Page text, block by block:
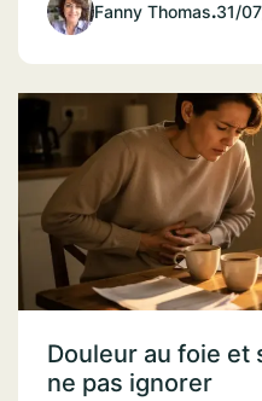
Fanny Thomas.31/
Douleur au foie et
ne pas ignorer